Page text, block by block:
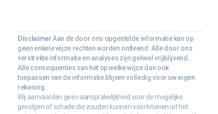
DisclaimerAan de door ons opgestelde informatie kan op
geen enkele wijze rechten worden ontleend. Alle door ons
verstrekte informatie en analyses zijn geheel vrijblijvend.
Alle consequenties van het op welke wijze dan ook
toepassen van de informatie blijven volledig voor uw eigen
rekening.
Wij aanvaarden geen aansprakelijkheid voor de mogelijke
gevolgen of schade die zouden kunnen voortvloeien uit het